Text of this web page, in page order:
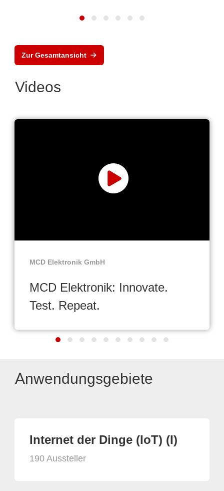
Zur Gesamtansicht
Videos
MCD Elektronik GmbH
MCD Elektronik: Innovate.
Test. Repeat.
Anwendungsgebiete
Internet der Dinge (IoT) (I)
190 Aussteller